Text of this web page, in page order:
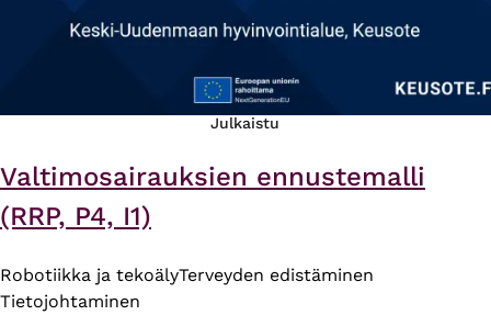
Julkaistu
Valtimosairauksien ennustemalli
(RRP, P4, I1)
Robotiikka ja tekoälyTerveyden edistäminen
Tietojohtaminen